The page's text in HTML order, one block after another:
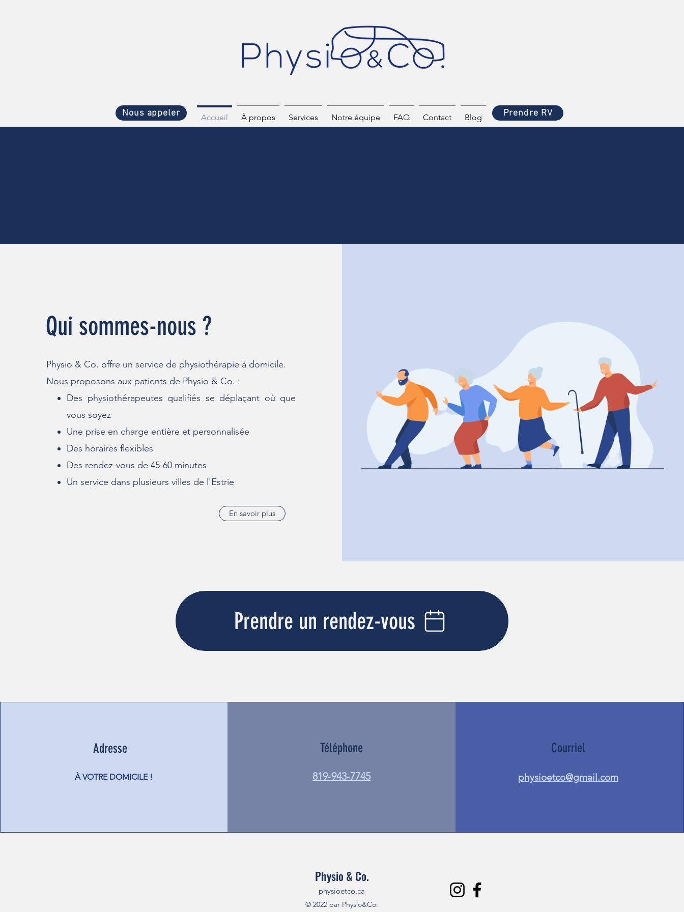
Accueil À propos Services Notre équipe FAQ Contact Blog Prendre RV
Nous appeler
Qui sommes-nous ?
Physio & Co. offre un service de physiothérapie à domicile.
Nous proposons aux patients de Physio & Co. :
Des physiothérapeutes qualifiés se déplaçant où que
vous soyez
Une prise en charge entière et personnalisée
Des horaires flexibles
Des rendez-vous de 45-60 minutes
Un service dans plusieurs villes de l'Estrie
En savoir plus
Prendre un rendez-vous
Adresse
À VOTRE DOMICILE !
Téléphone
819-943-7745
Courriel
physioetco@gmail.com
Physio & Co.
physioetco.ca
© 2022 par Physio&Co.